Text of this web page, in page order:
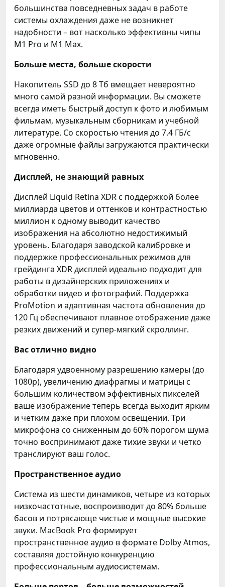
большинства повседневных задач в работе
системы охлаждения даже не возникнет
надобности – вот насколько эффективны чипы
M1 Pro и M1 Max.
Больше места, больше скорости
Накопитель SSD до 8 Тб вмещает невероятно
много самой разной информации. Вы сможете
всегда иметь быстрый доступ к фото и любимым
фильмам, музыкальным сборникам и учебной
литературе. Со скоростью чтения до 7.4 ГБ/с
даже огромные файлы загружаются практически
мгновенно.
Дисплей, не знающий равных
Дисплей Liquid Retina XDR с поддержкой более
миллиарда цветов и оттенков и контрастностью
миллион к одному выводит качество
изображения на абсолютно недостижимый
уровень. Благодаря заводской калибровке и
поддержке профессиональных режимов для
грейдинга XDR дисплей идеально подходит для
работы в дизайнерских приложениях и
обработки видео и фотографий. Поддержка
ProMotion и адаптивная частота обновления до
120 Гц обеспечивают плавное отображение даже
резких движений и супер-мягкий скроллинг.
Вас отлично видно
Благодаря удвоенному разрешению камеры (до
1080р), увеличению диафрагмы и матрицы с
большим количеством эффективных пикселей
ваше изображение теперь всегда выходит ярким
и четким даже при плохом освещении. Три
микрофона со сниженным до 60% порогом шума
точно воспринимают даже тихие звуки и четко
транслируют ваш голос.
Пространственное аудио
Система из шести динамиков, четыре из которых
низкочастотные, воспроизводит до 80% больше
басов и потрясающе чистые и мощные высокие
звуки. MacBook Pro формирует
пространственное аудио в формате Dolby Atmos,
составляя достойную конкуренцию
профессиональным аудиосистемам.